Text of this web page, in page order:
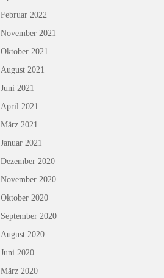
Februar 2022
November 2021
Oktober 2021
August 2021
Juni 2021
April 2021
März 2021
Januar 2021
Dezember 2020
November 2020
Oktober 2020
September 2020
August 2020
Juni 2020
März 2020